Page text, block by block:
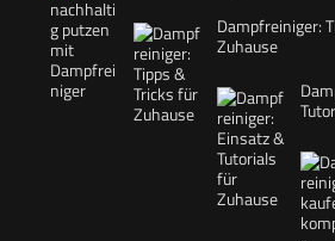
Dampfreiniger:
Zuhause